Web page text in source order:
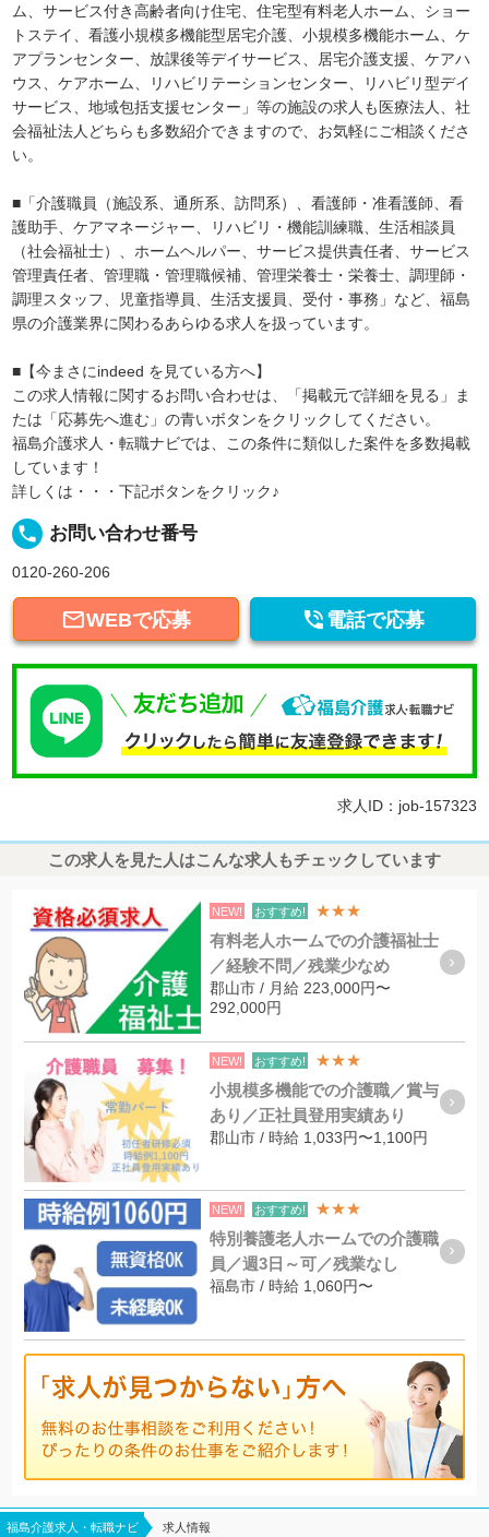
ム、サービス付き高齢者向け住宅、住宅型有料老人ホーム、ショー
トステイ、看護小規模多機能型居宅介護、小規模多機能ホーム、ケ
アプランセンター、放課後等デイサービス、居宅介護支援、ケアハ
ウス、ケアホーム、リハビリテーションセンター、リハビリ型デイ
サービス、地域包括支援センター」等の施設の求人も医療法人、社
会福祉法人どちらも多数紹介できますので、お気軽にご相談くださ
い。
■「介護職員（施設系、通所系、訪問系）、看護師・准看護師、看
護助手、ケアマネージャー、リハビリ・機能訓練職、生活相談員
（社会福祉士）、ホームヘルパー、サービス提供責任者、サービス
管理責任者、管理職・管理職候補、管理栄養士・栄養士、調理師・
調理スタッフ、児童指導員、生活支援員、受付・事務」など、福島
県の介護業界に関わるあらゆる求人を扱っています。
■【今まさにindeed を見ている方へ】
この求人情報に関するお問い合わせは、「掲載元で詳細を見る」ま
たは「応募先へ進む」の青いボタンをクリックしてください。
福島介護求人・転職ナビでは、この条件に類似した案件を多数掲載
しています！
詳しくは・・・下記ボタンをクリック♪
local_phone お問い合わせ番号
0120-260-206
WEBで応募  電話で応募
求人ID：job-157323
この求人を見た人はこんな求人もチェックしています
NEW! おすすめ! ★★★
有料老人ホームでの介護福祉士
／経験不問／残業少なめ
郡山市 / 月給 223,000円〜
292,000円
NEW! おすすめ! ★★★
小規模多機能での介護職／賞与
あり／正社員登用実績あり
郡山市 / 時給 1,033円〜1,100円
NEW! おすすめ! ★★★
特別養護老人ホームでの介護職
員／週3日～可／残業なし
福島市 / 時給 1,060円〜
福島介護求人・転職ナビ 求人情報